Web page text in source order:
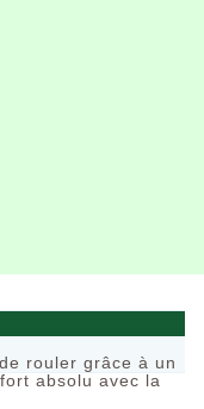
rouler grâce à un
absolu avec la